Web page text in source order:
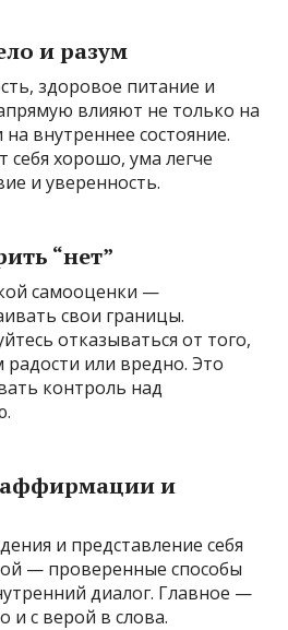
и разум
здоровое питание и
влияют не только на
внутреннее состояние.
себя хорошо, ума легче
и уверенность.
“нет”
самооценки —
свои границы.
отказываться от того,
или вредно. Это
контроль над
аффирмации и
и представление себя
— проверенные способы
диалог. Главное —
и с верой в слова.